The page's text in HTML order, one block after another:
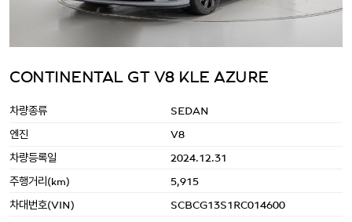
CONTINENTAL GT V8 KLE AZURE
차량종류 SEDAN
엔진 V8
차량등록일 2024.12.31
주행거리(km) 5,915
차대번호(VIN) SCBCG13S1RC014600